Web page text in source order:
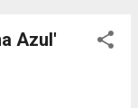
Azul'